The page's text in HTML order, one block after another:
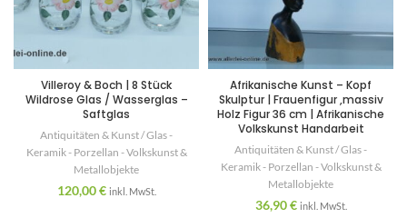
Villeroy & Boch | 8 Stück
Wildrose Glas / Wasserglas –
Saftglas
Antiquitäten & Kunst / Glas -
Keramik - Porzellan - Volkskunst &
Metallobjekte
120,00€ inkl. MwSt.
Afrikanische Kunst – Kopf
Skulptur | Frauenfigur ,massiv
Holz Figur 36 cm | Afrikanische
Volkskunst Handarbeit
Antiquitäten & Kunst / Glas -
Keramik - Porzellan - Volkskunst &
Metallobjekte
36,90€ inkl. MwSt.